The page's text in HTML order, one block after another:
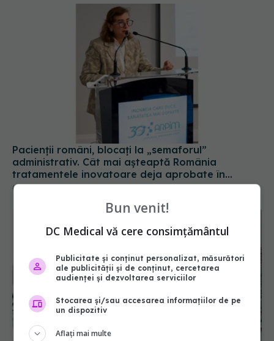
Pacienții români, blocați la „semaforul”
administrativ. Cât mai așteaptă România
tratamentele inovatoare deja aprobate în
Europa
05 aug 2026, 12:33
Mii de angajați din Sănătate ar putea primi salarii
mai mari. Sindicatele cer schimbarea legii
Bun venit!
DC Medical vă cere consimțământul
Publicitate și conținut personalizat, măsurători
ale publicității și de conținut, cercetarea
audienței și dezvoltarea serviciilor
Stocarea și/sau accesarea informațiilor de pe
un dispozitiv
Aflați mai multe